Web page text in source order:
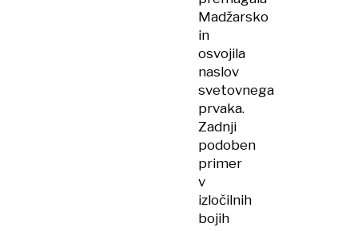
Madžarsko
in
osvojila
naslov
svetovnega
prvaka.
Zadnji
podoben
primer
v
izločilnih
bojih